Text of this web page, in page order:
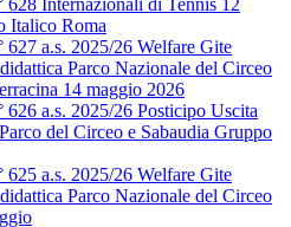
628 Internazionali di Tennis 12
Italico Roma
627 a.s. 2025/26 Welfare Gite
Parco Nazionale del Circeo
14 maggio 2026
626 a.s. 2025/26 Posticipo Uscita
del Circeo e Sabaudia Gruppo
625 a.s. 2025/26 Welfare Gite
Parco Nazionale del Circeo